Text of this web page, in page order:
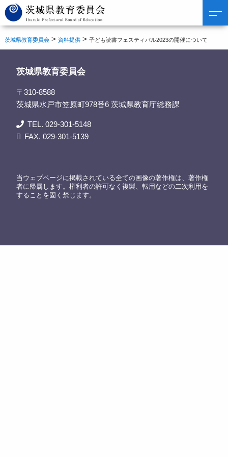
茨城県教育委員会 > 資料提供 >子ども読書フェスティバル2023の開催について
茨城県教育委員会
〒310-8588
茨城県水戸市笠原町978番6 茨城県教育庁総務課
TEL. 029-301-5148
FAX. 029-301-5139
当ウェブページに掲載されている全ての画像の著作権は、著作権
者に帰属します。権利者の許可なく複製、転用などの二次利用を
することを固く禁じます。